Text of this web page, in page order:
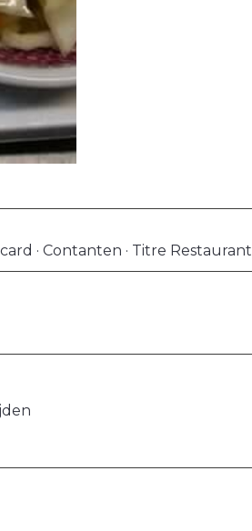
· Contanten · Titre Restaurant